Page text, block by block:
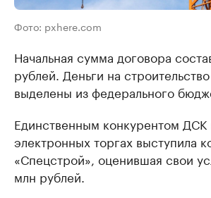
Фото: pxhere.com
Начальная сумма договора
рублей. Деньги на
выделены из федерального
Единственным конкурентом ДСК
электронных торгах выступила
«Спецстрой», оценившая свои
млн рублей.